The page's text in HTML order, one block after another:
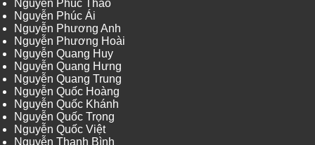
Nguyễn Phúc Thảo
Nguyễn Phúc Ái
Nguyễn Phương Anh
Nguyễn Phương Hoài
Nguyễn Quang Huy
Nguyễn Quang Hưng
Nguyễn Quang Trung
Nguyễn Quốc Hoàng
Nguyễn Quốc Khánh
Nguyễn Quốc Trọng
Nguyễn Quốc Việt
Nguyễn Thanh Bình